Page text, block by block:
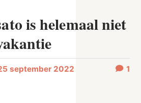
is helemaal niet
september 2022 1